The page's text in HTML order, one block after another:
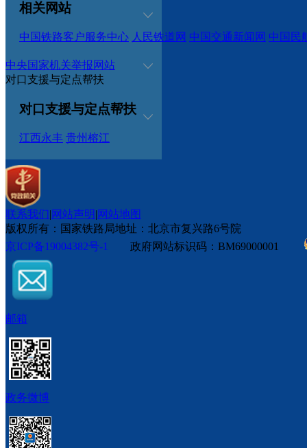
相关网站
中国铁路客户服务中心 人民铁道网 中国交通新闻网 中国民
中央国家机关举报网站
对口支援与定点帮扶
对口支援与定点帮扶
江西永丰 贵州榕江
联系我们|网站声明|网站地图
版权所有：国家铁路局地址：北京市复兴路6号院
京ICP备19004382号-1
政府网站标识码：BM69000001
邮箱
政务微博